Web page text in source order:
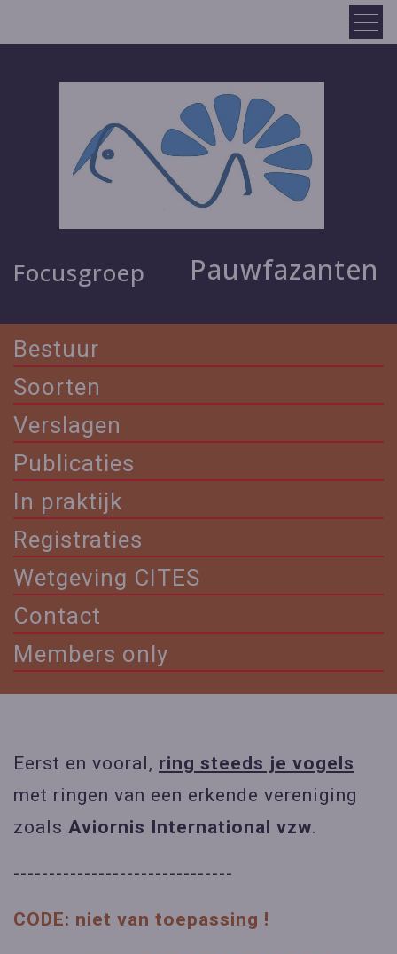
Focusgroep Pauwfazanten
Bestuur
Soorten
Verslagen
Publicaties
In praktijk
Registraties
Wetgeving CITES
Contact
Members only
Eerst en vooral, ring steeds je vogels
met ringen van een erkende vereniging
zoals Aviornis International vzw.
-------------------------------
CODE: niet van toepassing !